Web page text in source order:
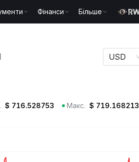
Фінанси Більше
USD
$ 716.528753 Макс. $ 719.168213